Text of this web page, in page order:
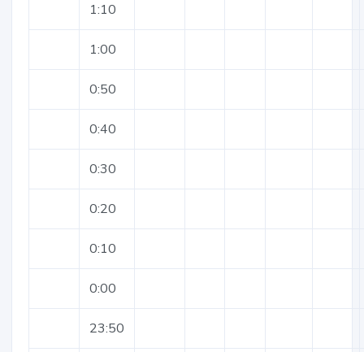
1:10
1:00
0:50
0:40
0:30
0:20
0:10
0:00
23:50